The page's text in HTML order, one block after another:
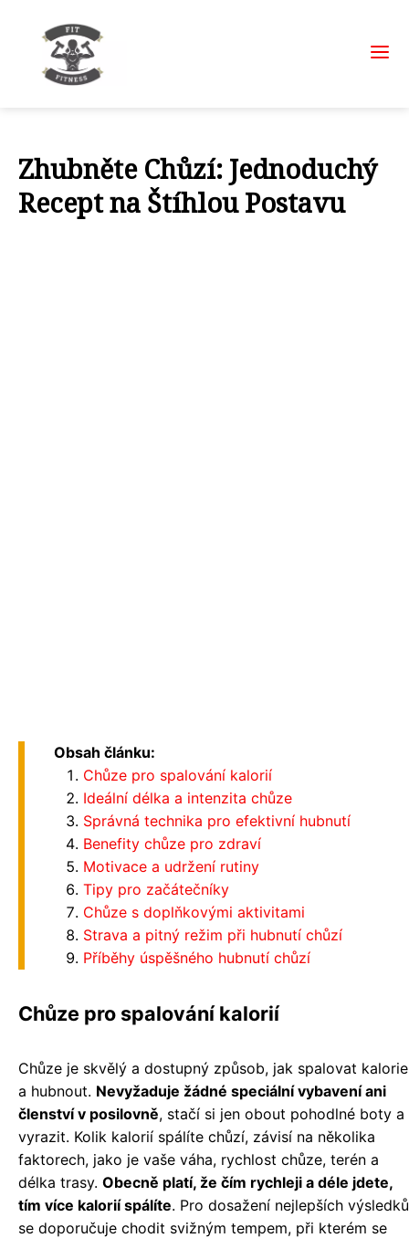
Zhubněte Chůzí: Jednoduchý
Recept na Štíhlou Postavu
Obsah článku:
Chůze pro spalování kalorií
Ideální délka a intenzita chůze
Správná technika pro efektivní hubnutí
Benefity chůze pro zdraví
Motivace a udržení rutiny
Tipy pro začátečníky
Chůze s doplňkovými aktivitami
Strava a pitný režim při hubnutí chůzí
Příběhy úspěšného hubnutí chůzí
Chůze pro spalování kalorií
Chůze je skvělý a dostupný způsob, jak spalovat kalorie
a hubnout. Nevyžaduje žádné speciální vybavení ani
členství v posilovně, stačí si jen obout pohodlné boty a
vyrazit. Kolik kalorií spálíte chůzí, závisí na několika
faktorech, jako je vaše váha, rychlost chůze, terén a
délka trasy. Obecně platí, že čím rychleji a déle jdete,
tím více kalorií spálíte. Pro dosažení nejlepších výsledků
se doporučuje chodit svižným tempem, při kterém se